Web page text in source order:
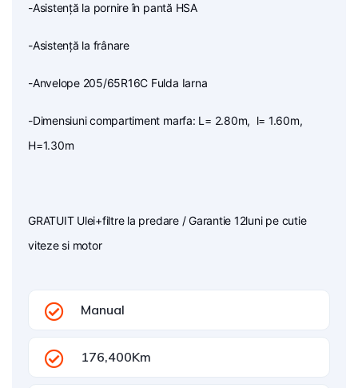
-Asistență la pornire în pantă HSA
-Asistență la frânare
-Anvelope 205/65R16C Fulda Iarna
-Dimensiuni compartiment marfa: L= 2.80m, l= 1.60m,
H=1.30m
GRATUIT Ulei+filtre la predare / Garantie 12luni pe cutie
viteze si motor
Manual
176,400Km